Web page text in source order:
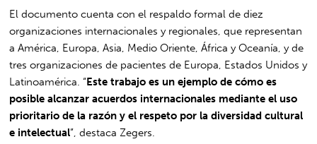
El documento cuenta con el respaldo formal de diez
organizaciones internacionales y regionales, que representan
a América, Europa, Asia, Medio Oriente, África y Oceanía, y de
tres organizaciones de pacientes de Europa, Estados Unidos y
Latinoamérica. “Este trabajo es un ejemplo de cómo es
posible alcanzar acuerdos internacionales mediante el uso
prioritario de la razón y el respeto por la diversidad cultural
e intelectual”, destaca Zegers.